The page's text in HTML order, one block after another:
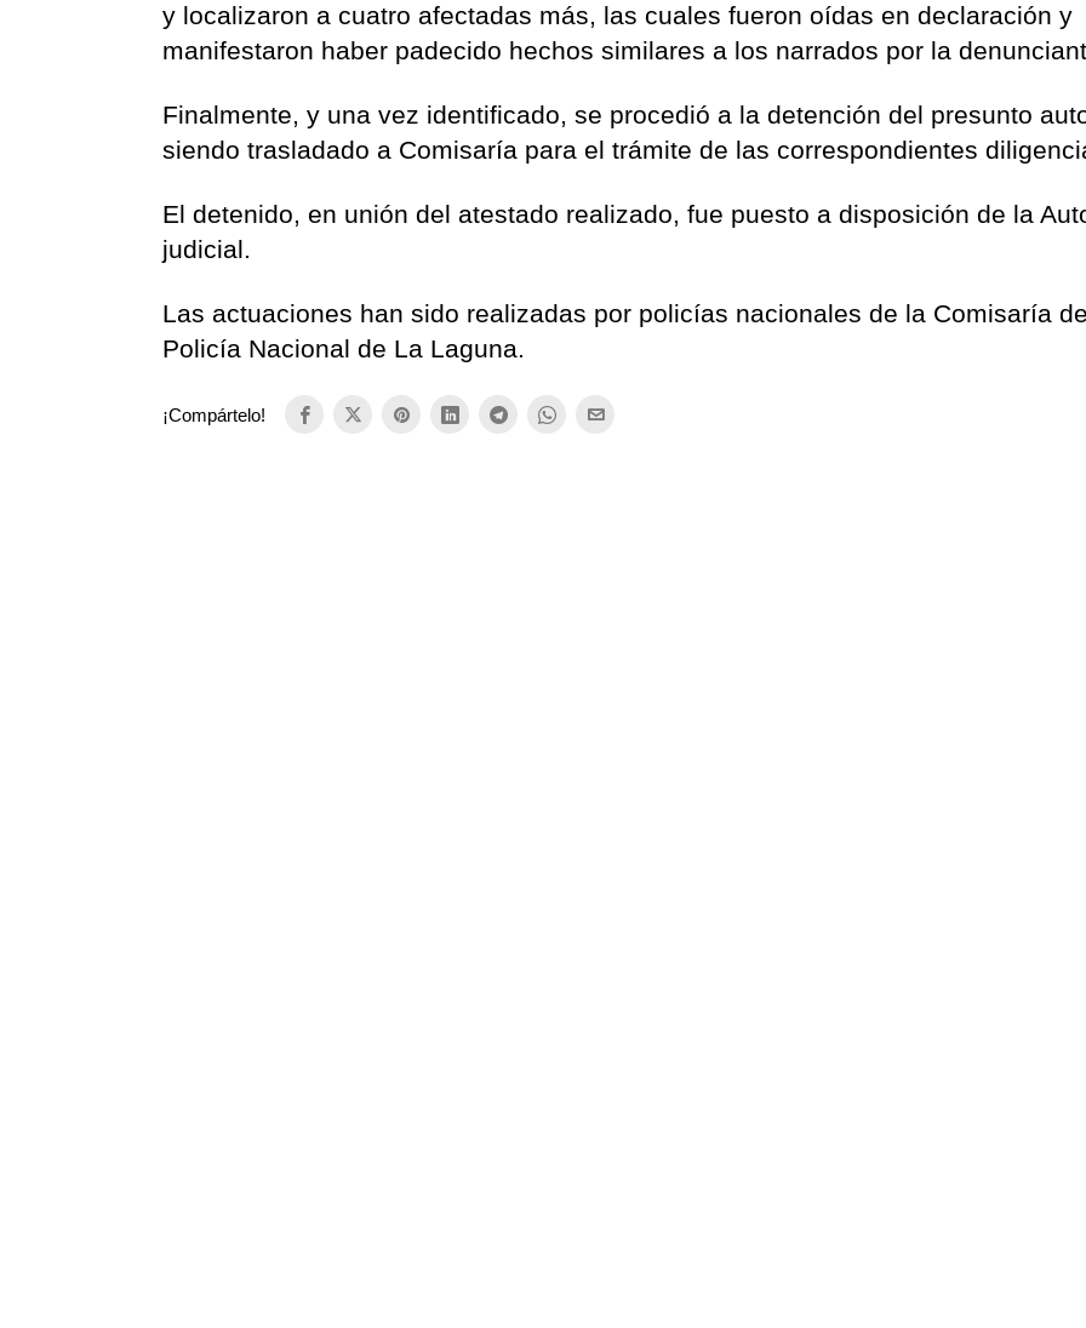
y localizaron a cuatro afectadas más, las cuales fueron oídas en declaración y
manifestaron haber padecido hechos similares a los narrados por la
Finalmente, y una vez identificado, se procedió a la detención del presunto
siendo trasladado a Comisaría para el trámite de las correspondientes
El detenido, en unión del atestado realizado, fue puesto a disposición de la
judicial.
Las actuaciones han sido realizadas por policías nacionales de la Comisaría
Policía Nacional de La Laguna.
¡Compártelo!